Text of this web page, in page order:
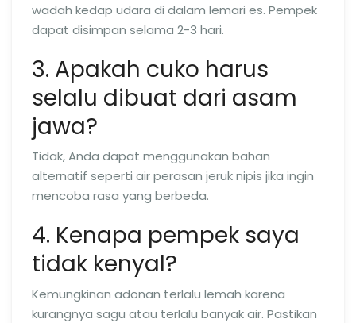
wadah kedap udara di dalam lemari es. Pempek
dapat disimpan selama 2-3 hari.
3. Apakah cuko harus
selalu dibuat dari asam
jawa?
Tidak, Anda dapat menggunakan bahan
alternatif seperti air perasan jeruk nipis jika ingin
mencoba rasa yang berbeda.
4. Kenapa pempek saya
tidak kenyal?
Kemungkinan adonan terlalu lemah karena
kurangnya sagu atau terlalu banyak air. Pastikan